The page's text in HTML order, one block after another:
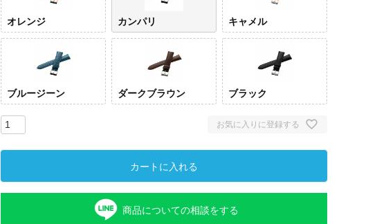
オレンジ カンパリ キャメル
ブルージーン ダークブラウン ブラック
お気に入りに登録する
カートに入れる
商品についての相談をする